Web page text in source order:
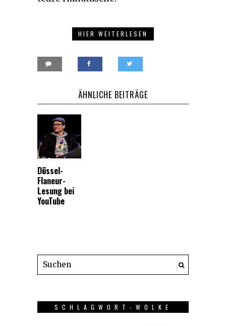
HIER WEITERLESEN
ÄHNLICHE BEITRÄGE
Düssel-
Flaneur-
Lesung bei
YouTube
SCHLAGWORT-WOLKE